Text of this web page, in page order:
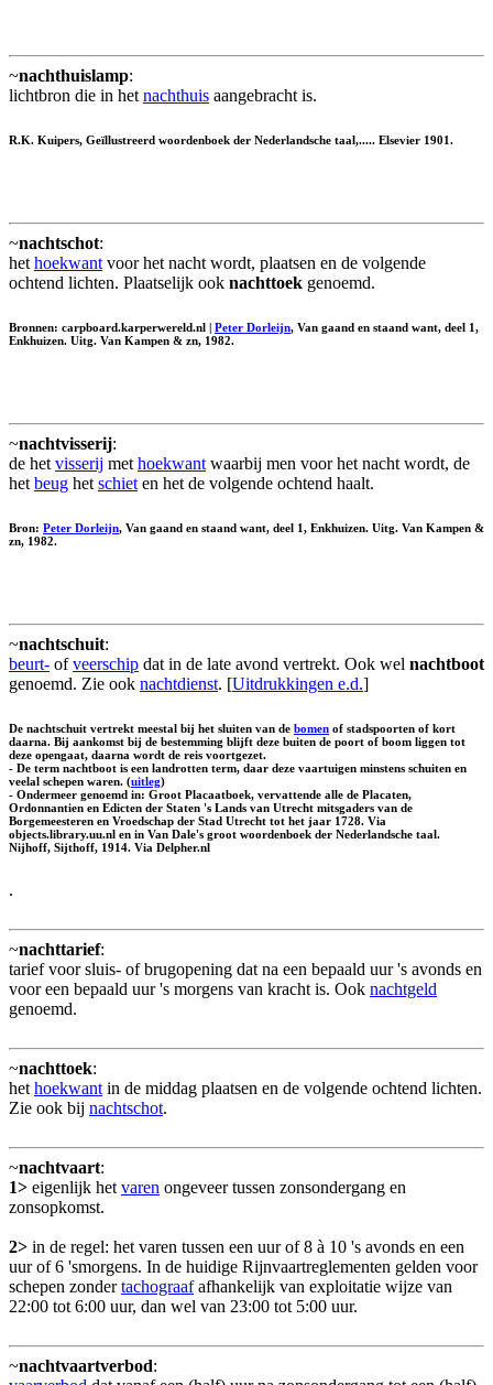
~nachthuislamp:
lichtbron die in het nachthuis aangebracht is.
R.K. Kuipers, Geïllustreerd woordenboek der Nederlandsche taal,..... Elsevier 1901.
~nachtschot:
het hoekwant voor het nacht wordt, plaatsen en de volgende
ochtend lichten. Plaatselijk ook nachttoek genoemd.
Bronnen: carpboard.karperwereld.nl | Peter Dorleijn, Van gaand en staand want, deel 1,
Enkhuizen. Uitg. Van Kampen & zn, 1982.
~nachtvisserij:
de het visserij met hoekwant waarbij men voor het nacht wordt, de
het beug het schiet en het de volgende ochtend haalt.
Bron: Peter Dorleijn, Van gaand en staand want, deel 1, Enkhuizen. Uitg. Van Kampen &
zn, 1982.
~nachtschuit:
beurt- ofveerschip dat in de late avond vertrekt. Ook wel nachtboot
genoemd. Zie ook nachtdienst. [Uitdrukkingen e.d.]
De nachtschuit vertrekt meestal bij het sluiten van de bomen of stadspoorten of kort
daarna. Bij aankomst bij de bestemming blijft deze buiten de poort of boom liggen tot
deze opengaat, daarna wordt de reis voortgezet.
- De term nachtboot is een landrotten term, daar deze vaartuigen minstens schuiten en
veelal schepen waren. (uitleg)
- Ondermeer genoemd in: Groot Placaatboek, vervattende alle de Placaten,
Ordonnantien en Edicten der Staten 's Lands van Utrecht mitsgaders van de
Borgemeesteren en Vroedschap der Stad Utrecht tot het jaar 1728. Via
objects.library.uu.nl en in Van Dale's groot woordenboek der Nederlandsche taal.
Nijhoff, Sijthoff, 1914. Via Delpher.nl
.
~nachttarief:
tarief voor sluis- of brugopening dat na een bepaald uur 's avonds en
voor een bepaald uur 's morgens van kracht is. Ook nachtgeld
genoemd.
~nachttoek:
hethoekwantin de middag plaatsen en de volgende ochtend lichten.
Zie ook bij nachtschot.
~nachtvaart:
1> eigenlijk hetvaren ongeveer tussen zonsondergang en
zonsopkomst.
2> in de regel: het varen tussen een uur of 8 à 10 's avonds en een
uur of 6 'smorgens. In de huidige Rijnvaartreglementen gelden voor
schepen zondertachograafafhankelijk van exploitatie wijze van
22:00 tot 6:00 uur, dan wel van 23:00 tot 5:00 uur.
~nachtvaartverbod: